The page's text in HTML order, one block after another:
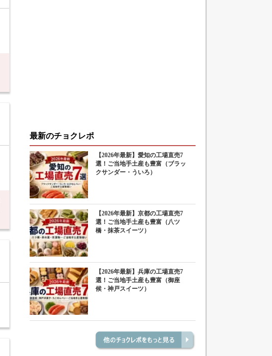
最新のチョクレポ
【2026年最新】愛知の工場直売7
選！ご当地手土産も豊富（ブラッ
クサンダー・ういろ）
【2026年最新】京都の工場直売7
選！ご当地手土産も豊富（八ツ
橋・抹茶スイーツ）
【2026年最新】兵庫の工場直売7
選！ご当地手土産も豊富（御座
候・神戸スイーツ）